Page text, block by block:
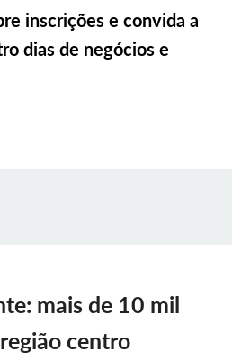
inscrições e convida a
dias de negócios e
mais de 10 mil
centro